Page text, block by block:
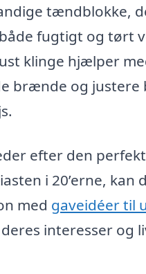
tændblokke,
fugtigt og tørt
klinge hjælper
brænde og justere
efter den
i 20’erne, kan
med gaveidéer til
interesser og